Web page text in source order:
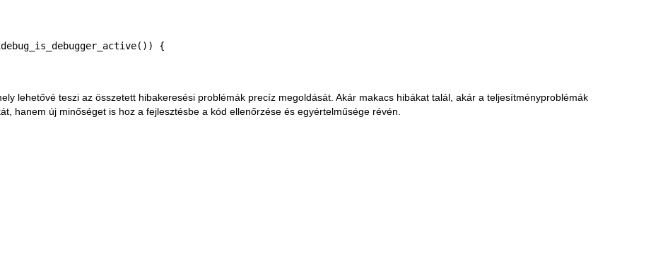
{
lehetővé teszi az összetett hibakeresési problémák precíz megoldását. Akár makacs hibákat talál, akár a teljesítményproblémák
hanem új minőséget is hoz a fejlesztésbe a kód ellenőrzése és egyértelműsége révén.